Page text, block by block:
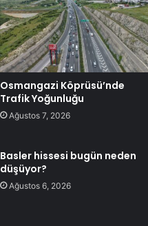
Osmangazi Köprüsü’nde
Trafik Yoğunluğu
Ağustos 7, 2026
Basler hissesi bugün neden
düşüyor?
Ağustos 6, 2026